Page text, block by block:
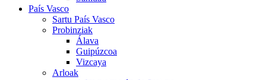
País Vasco
Sartu País Vasco
Probinziak
Álava
Guipúzcoa
Vizcaya
Arloak